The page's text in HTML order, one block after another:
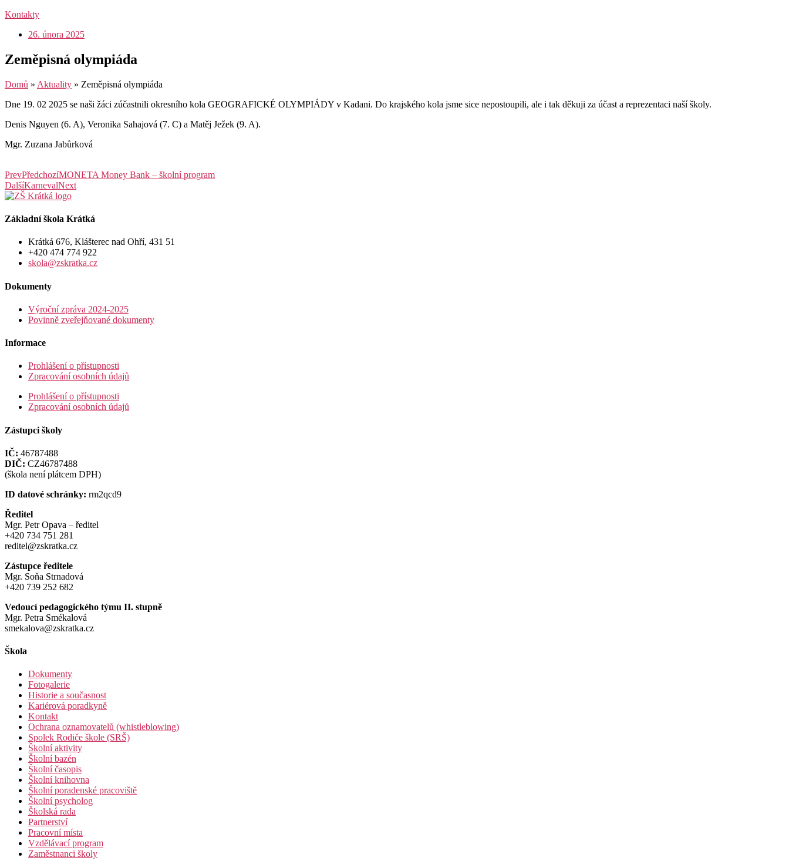
Kontakty
26. února 2025
Zeměpisná olympiáda
Domů » Aktuality » Zeměpisná olympiáda
Dne 19. 02 2025 se naši žáci zúčastnili okresního kola GEOGRAFICKÉ OLYMPIÁDY v Kadani. Do krajského kola jsme sice nepostoupili, ale i tak děkuji za účast a reprezentaci naší školy.
Denis Nguyen (6. A), Veronika Sahajová (7. C) a Matěj Ježek (9. A).
Mgr. Zuzana Jabůrková
PrevPředchozíMONETA Money Bank – školní program
DalšíKarnevalNext
Základní škola Krátká
Krátká 676, Klášterec nad Ohří, 431 51
+420 474 774 922
skola@zskratka.cz
Dokumenty
Výroční zpráva 2024-2025
Povinně zveřejňované dokumenty
Informace
Prohlášení o přístupnosti
Zpracování osobních údajů
Prohlášení o přístupnosti
Zpracování osobních údajů
Zástupci školy
IČ: 46787488
DIČ: CZ46787488
(škola není plátcem DPH)
ID datové schránky: rm2qcd9
Ředitel
Mgr. Petr Opava – ředitel
+420 734 751 281
reditel@zskratka.cz
Zástupce ředitele
Mgr. Soňa Strnadová
+420 739 252 682
Vedoucí pedagogického týmu II. stupně
Mgr. Petra Smékalová
smekalova@zskratka.cz
Škola
Dokumenty
Fotogalerie
Historie a současnost
Kariérová poradkyně
Kontakt
Ochrana oznamovatelů (whistleblowing)
Spolek Rodiče škole (SRŠ)
Školní aktivity
Školní bazén
Školní časopis
Školní knihovna
Školní poradenské pracoviště
Školní psycholog
Školská rada
Partnerství
Pracovní místa
Vzdělávací program
Zaměstnanci školy